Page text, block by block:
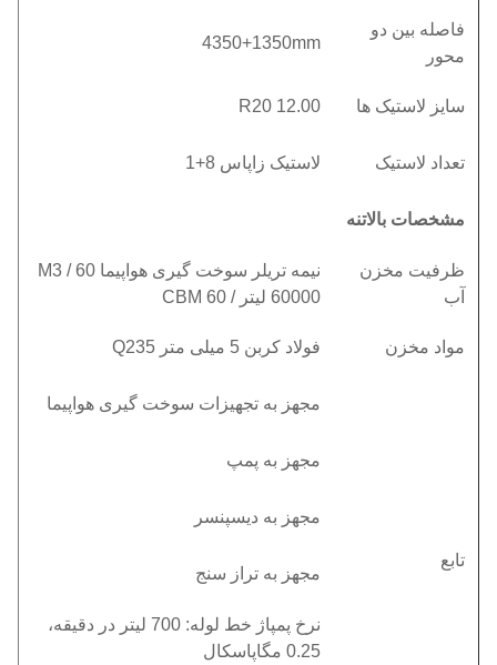
فاصله بین دو
محور
4350+1350mm
سایز لاستیک ها 12.00 R20
تعداد لاستیک لاستیک زاپاس 8+1
مشخصات بالاتنه
ظرفیت مخزن
آب
نیمه تریلر سوخت گیری هواپیما 60 M3 /
60000 لیتر / 60 CBM
مواد مخزن فولاد کربن 5 میلی متر Q235
تابع
مجهز به تجهیزات سوخت گیری هواپیما
مجهز به پمپ
مجهز به دیسپنسر
مجهز به تراز سنج
نرخ پمپاژ خط لوله: 700 لیتر در دقیقه،
0.25 مگاپاسکال